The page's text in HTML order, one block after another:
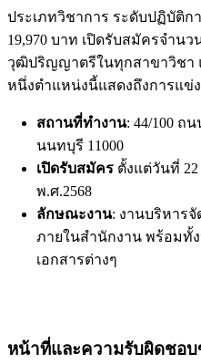
ประเภทวิชาการ ระดับปฏิบัติกา
19,970 บาท เปิดรับสมัครจำน
วุฒิปริญญาตรีในทุกสาขาวิชา
หนึ่งตำแหน่งนี้แสดงถึงการแ
สถานที่ทำงาน: 44/100 ถ
นนทบุรี 11000
เปิดรับสมัคร ตั้งแต่วันที่
พ.ศ.2568
ลักษณะงาน: งานบริหาร
ภายในสำนักงาน พร้อมทั้
เอกสารต่างๆ
หน้าที่และความรับผิดชอบ